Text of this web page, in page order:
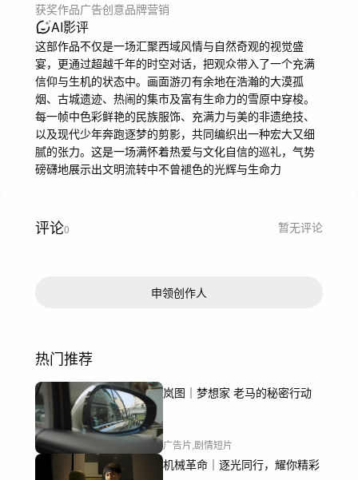
获奖作品广告创意品牌营销
AI影评
这部作品不仅是一场汇聚西域风情与自然奇观的视觉盛
宴，更通过超越千年的时空对话，把观众带入了一个充满
信仰与生机的状态中。画面游刃有余地在浩瀚的大漠孤
烟、古城遗迹、热闹的集市及富有生命力的雪原中穿梭。
每一帧中色彩鲜艳的民族服饰、充满力与美的非遗绝技、
以及现代少年奔跑逐梦的剪影，共同编织出一种宏大又细
腻的张力。这是一场满怀着热爱与文化自信的巡礼，气势
磅礴地展示出文明流转中不曾褪色的光辉与生命力
评论0 暂无评论
申领创作人
热门推荐
岚图｜梦想家 老马的秘密行动
广告片,剧情短片
机械革命｜逐光同行，耀你精彩